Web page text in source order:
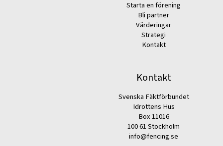
Starta en förening
Bli partner
Värderingar
Strategi
Kontakt
Kontakt
Svenska Fäktförbundet
Idrottens Hus
Box 11016
100 61 Stockholm
info@fencing.se